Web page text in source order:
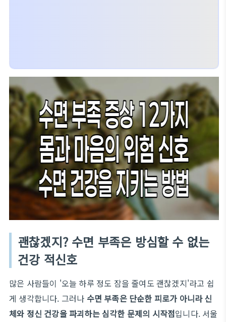
괜찮겠지? 수면 부족은 방심할 수 없는
건강 적신호
많은 사람들이 '오늘 하루 정도 잠을 줄여도 괜찮겠지'라고 쉽
게 생각합니다. 그러나 수면 부족은 단순한 피로가 아니라 신
체와 정신 건강을 파괴하는 심각한 문제의 시작점입니다. 서울